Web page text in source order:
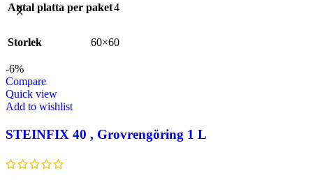
Antal platta per paket4
Storlek 60×60
-6%
Compare
Quick view
Add to wishlist
STEINFIX 40 , Grovrengöring 1 L